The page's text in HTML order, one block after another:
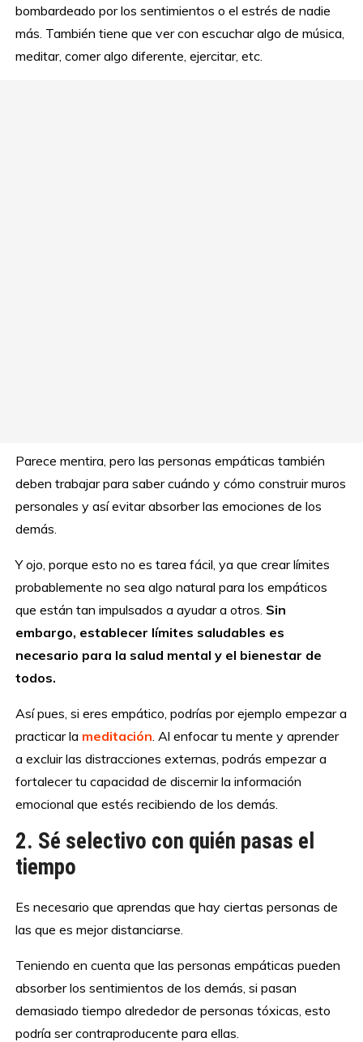
bombardeado por los sentimientos o el estrés de nadie
más. También tiene que ver con escuchar algo de música,
meditar, comer algo diferente, ejercitar, etc.
Parece mentira, pero las personas empáticas también
deben trabajar para saber cuándo y cómo construir muros
personales y así evitar absorber las emociones de los
demás.
Y ojo, porque esto no es tarea fácil, ya que crear límites
probablemente no sea algo natural para los empáticos
que están tan impulsados a ayudar a otros. Sin
embargo, establecer límites saludables es
necesario para la salud mental y el bienestar de
todos.
Así pues, si eres empático, podrías por ejemplo empezar a
practicar la meditación . Al enfocar tu mente y aprender
a excluir las distracciones externas, podrás empezar a
fortalecer tu capacidad de discernir la información
emocional que estés recibiendo de los demás.
2. Sé selectivo con quién pasas el
tiempo
Es necesario que aprendas que hay ciertas personas de
las que es mejor distanciarse.
Teniendo en cuenta que las personas empáticas pueden
absorber los sentimientos de los demás, si pasan
demasiado tiempo alrededor de personas tóxicas, esto
podría ser contraproducente para ellas.